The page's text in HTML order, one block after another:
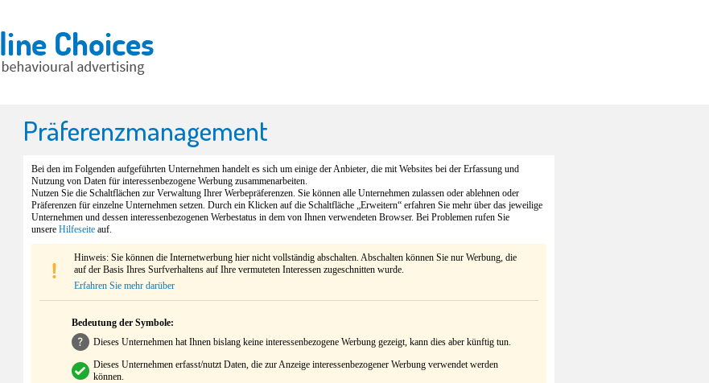
Präferenzmanagement
Bei den im Folgenden aufgeführten Unternehmen handelt es sich um einige der Anbieter, die mit Websites bei der Erfassung und
Nutzung von Daten für interessenbezogene Werbung zusammenarbeiten.
Nutzen Sie die Schaltflächen zur Verwaltung Ihrer Werbepräferenzen. Sie können alle Unternehmen zulassen oder ablehnen oder
Präferenzen für einzelne Unternehmen setzen. Durch ein Klicken auf die Schaltfläche „Erweitern“ erfahren Sie mehr über das jeweilige
Unternehmen und dessen interessenbezogenen Werbestatus in dem von Ihnen verwendeten Browser. Bei Problemen rufen Sie
unsere Hilfeseite auf.
Hinweis: Sie können die Internetwerbung hier nicht vollständig abschalten. Abschalten können Sie nur Werbung, die
auf der Basis Ihres Surfverhaltens auf Ihre vermuteten Interessen zugeschnitten wurde.
Erfahren Sie mehr darüber
Bedeutung der Symbole:
Dieses Unternehmen hat Ihnen bislang keine interessenbezogene Werbung gezeigt, kann dies aber künftig tun.
Dieses Unternehmen erfasst/nutzt Daten, die zur Anzeige interessenbezogener Werbung verwendet werden
können.